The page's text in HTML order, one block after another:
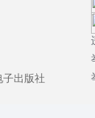
出版社